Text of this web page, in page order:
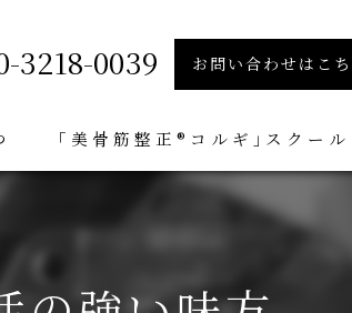
3218-0039 お問い合わせはこち
「美骨筋整正®︎コルギ｣スクール
小